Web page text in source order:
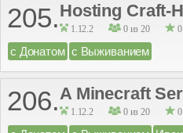
205.Hosting Craft-
1.12.2 0 из 20 0
с Донатом с Выживанием
206.A Minecraft
1.12.2 0 из 20 0